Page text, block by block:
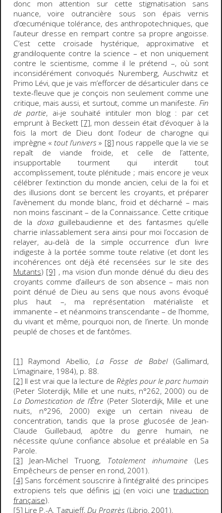
donc mon attention sur cette stigmatisation sans
nuance, voire outrancière sous son épais vernis
d’œcuménique tolérance, des anthropotechniques, que
l’auteur dresse en rempart contre sa propre angoisse.
C’est cette croisade hystérique, approximative et
grandiloquente contre la science – et non uniquement
contre le scientisme, comme il le prétend –, où sont
inconsidérément convoqués Nuremberg, Auschwitz et
Primo Lévi, que je vais m’efforcer de désarticuler dans ce
texte-fleuve que je conçois non seulement comme une
critique, mais aussi, et surtout, comme un manifeste.Fin
de partie, ai-je souhaité intituler mon blog : par cet
emprunt à Beckett [7], mon dessein était d’évoquer à la
fois la mort de Dieu dont l’odeur de charogne qui
imprègne « tout l’univers» [8] nous rappelle que la vie se
repaît de viande froide, et celle de l’attente,
insupportable tourment qui interdit tout
accomplissement, toute plénitude ; mais encore je veux
célébrer l’extinction du monde ancien, celui de la foi et
des illusions dont se bercent les croyants, et préparer
l’avènement du monde blanc, froid et décharné – mais
non moins fascinant – de la Connaissance. Cette critique
de la doxa guillebaudienne et des fantasmes qu’elle
charrie inlassablement sera ainsi pour moi l’occasion de
relayer, au-delà de la simple occurrence d’un livre
indigeste à la portée somme toute relative (et dont les
incohérences ont déjà été recensées sur le site des
Mutants) [9] , ma vision d’un monde dénué du dieu des
croyants comme d’ailleurs de son absence – mais non
point dénué de Dieu au sens que nous avons évoqué
plus haut –, ma représentation matérialiste et
immanente – et néanmoins transcendante – de l’homme,
du vivant et même, pourquoi non, de l’inerte. Un monde
peuplé de choses et de fantômes.
[1] Raymond Abellio, La Fosse de Babel (Gallimard,
L’imaginaire, 1984), p. 88.
[2] Il est vrai que la lecture deRègles pour le parc humain
(Peter Sloterdijk, Mille et une nuits, n°262, 2000) ou de
La Domestication de l’Être (Peter Sloterdijk, Mille et une
nuits, n°296, 2000) exige un certain niveau de
concentration, tandis que la prose glucosée de Jean-
Claude Guillebaud, apôtre du genre humain, ne
nécessite qu’une confiance absolue et préalable en Sa
Parole.
[3] Jean-Michel Truong, Totalement inhumaine (Les
Empêcheurs de penser en rond, 2001).
[4] Sans forcément souscrire à l’intégralité des principes
extropiens tels que définis ici (en voici unetraduction
française).
[5] Lire P.-A. Taguieff,Du Progrès (Librio, 2001).